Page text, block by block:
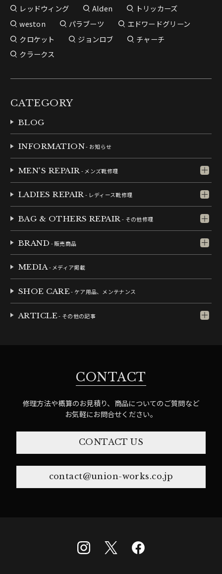
レッドウィング Alden
トリッカーズ
weston
パラブーツ
エドワードグリーン
クロケット
ジョンロブ
チャーチ
クラークス
CATEGORY
BLOG
INFORMATION- お知らせ
MEN'S REPAIR- メンズ靴修理
LADIES REPAIR- レディース靴修理
BAG & OTHERS REPAIR- その他修理
BRAND - 販売商品
MEDIA- メディア掲載
SHOE CARE- ケア用品、メンテナンス
ARTICLE- その他の記事
CONTACT
修理方法や概算のお見積り、商品についてのご質問など
お気軽にお問合せください。
CONTACT US
contact@union-works.co.jp